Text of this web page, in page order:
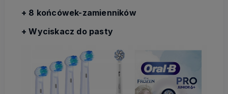
+ 8 końcówek-zamienników
+ Wyciskacz do pasty